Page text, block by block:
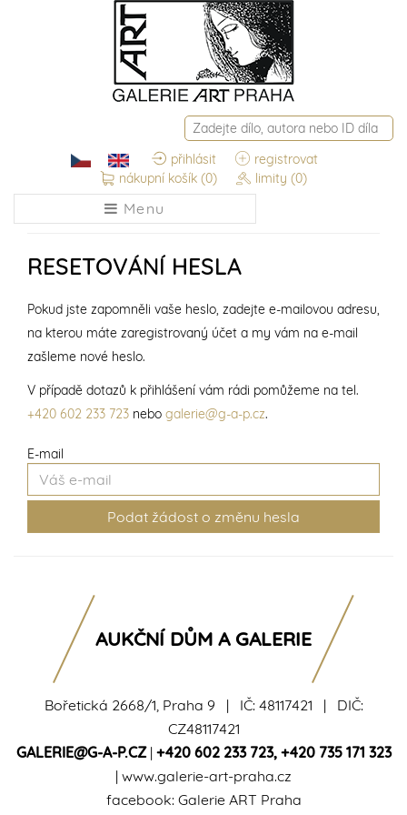
přihlásit
registrovat
nákupní košík (0) limity (0)
Menu
RESETOVÁNÍ HESLA
E-mail
Pokud jste zapomněli vaše heslo, zadejte e-mailovou adresu,
na kterou máte zaregistrovaný účet a my vám na e-mail
zašleme nové heslo.
V případě dotazů k přihlášení vám rádi pomůžeme na tel.
+420 602 233 723 nebo galerie@g-a-p.cz.
Bořetická 2668/1, Praha 9 | IČ: 48117421 | DIČ:
CZ48117421
GALERIE@G-A-P.CZ| +420 602 233 723, +420 735 171 323
| www.galerie-art-praha.cz
facebook: Galerie ART Praha
AUKČNÍ DŮM A GALERIE